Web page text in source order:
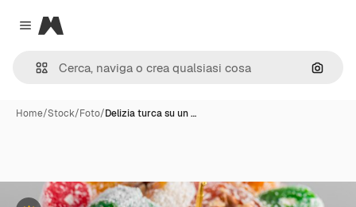
Close menu
Magnific
Cerca
Home/Stock/Foto/Delizia turca su un …